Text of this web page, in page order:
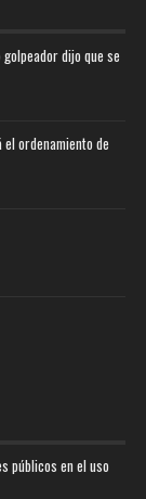
dijo que se
el ordenamiento de
públicos en el uso